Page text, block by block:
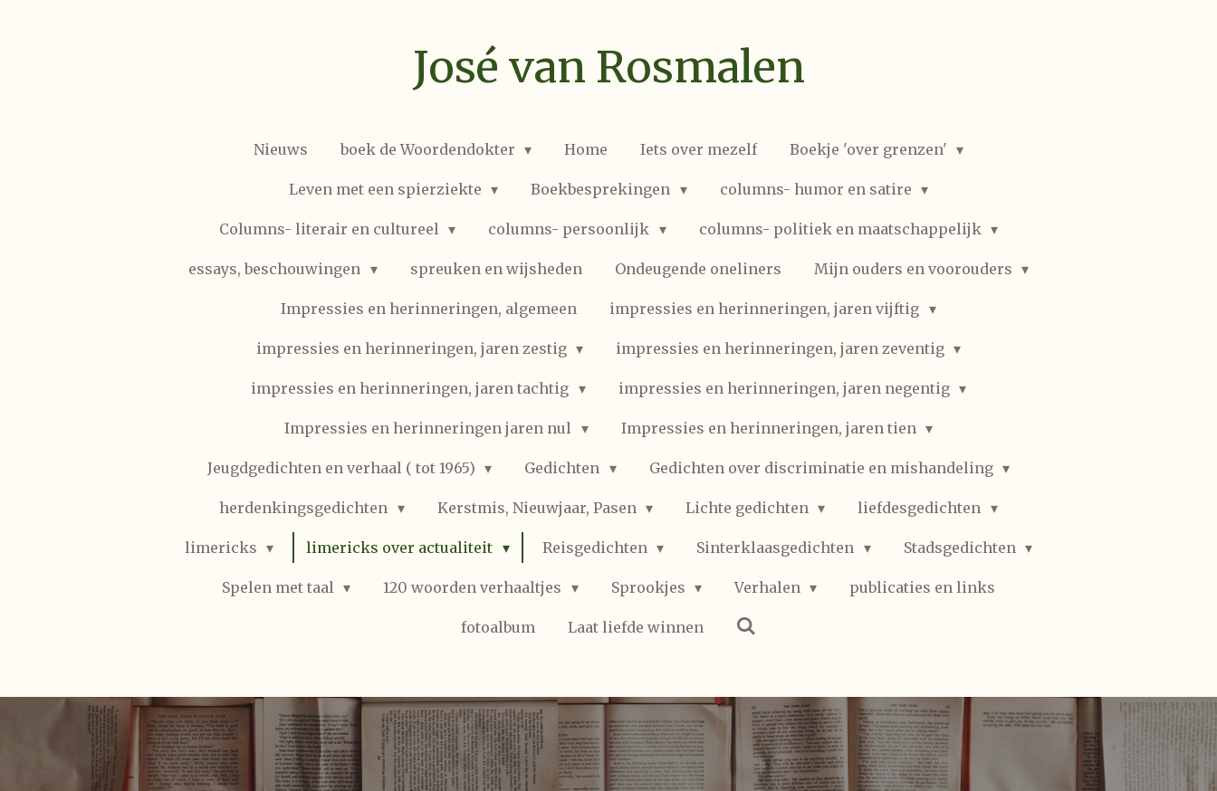
José van Rosmalen
Nieuws boek de Woordendokter Home Iets over mezelf Boekje 'over grenzen'
Leven met een spierziekte Boekbesprekingen columns- humor en satire
Columns- literair en cultureel columns- persoonlijk columns- politiek en maatschappelijk
essays, beschouwingen spreuken en wijsheden Ondeugende oneliners Mijn ouders en voorouders
Impressies en herinneringen, algemeen impressies en herinneringen, jaren vijftig
impressies en herinneringen, jaren zestig impressies en herinneringen, jaren zeventig
impressies en herinneringen, jaren tachtig impressies en herinneringen, jaren negentig
Impressies en herinneringen jaren nul Impressies en herinneringen, jaren tien
Jeugdgedichten en verhaal ( tot 1965) Gedichten Gedichten over discriminatie en mishandeling
herdenkingsgedichten Kerstmis, Nieuwjaar, Pasen Lichte gedichten liefdesgedichten
limericks limericks over actualiteit Reisgedichten Sinterklaasgedichten Stadsgedichten
Spelen met taal 120 woorden verhaaltjes Sprookjes Verhalen publicaties en links
fotoalbum Laat liefde winnen